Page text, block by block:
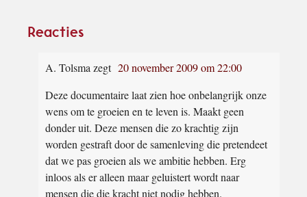
Interacties
Reacties
A. Tolsma zegt 20 november 2009 om 22:00
Deze documentaire laat zien hoe onbelangrijk onze
wens om te groeien en te leven is. Maakt geen
donder uit. Deze mensen die zo krachtig zijn
worden gestraft door de samenleving die pretendeet
dat we pas groeien als we ambitie hebben. Erg
inloos als er alleen maar geluistert wordt naar
mensen die die kracht niet nodig hebben.